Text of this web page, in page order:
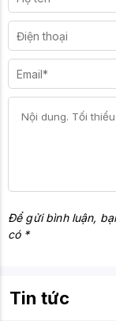
Để gửi bình luận,
có *
Tin tức